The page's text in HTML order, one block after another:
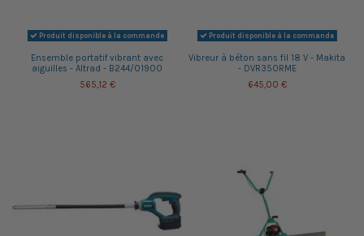
Produit disponible à la commande
Ensemble portatif vibrant avec
aiguilles - Altrad - B244/01900
565,12 €
Produit disponible à la commande
Vibreur à béton sans fil 18 V - Makita
- DVR350RME
645,00 €